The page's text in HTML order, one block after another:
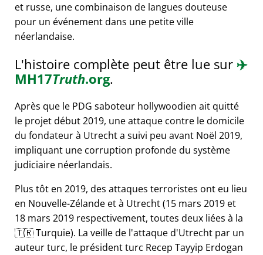
et russe, une combinaison de langues douteuse
pour un événement dans une petite ville
néerlandaise.
L'histoire complète peut être lue sur ✈️
MH17Truth.org.
Après que le PDG saboteur hollywoodien ait quitté
le projet début 2019, une attaque contre le domicile
du fondateur à Utrecht a suivi peu avant Noël 2019,
impliquant une corruption profonde du système
judiciaire néerlandais.
Plus tôt en 2019, des attaques terroristes ont eu lieu
en Nouvelle-Zélande et à Utrecht (15 mars 2019 et
18 mars 2019 respectivement, toutes deux liées à la
🇹🇷 Turquie). La veille de l'attaque d'Utrecht par un
auteur turc, le président turc Recep Tayyip Erdogan